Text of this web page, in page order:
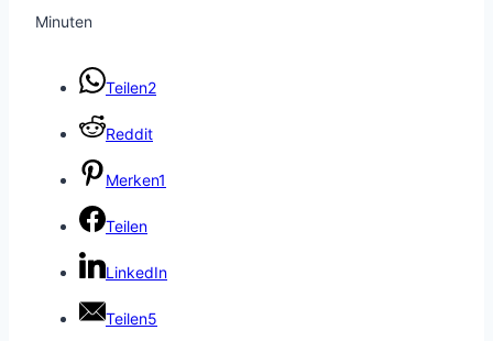
Minuten
Teilen2
Reddit
Merken1
Teilen
LinkedIn
Teilen5